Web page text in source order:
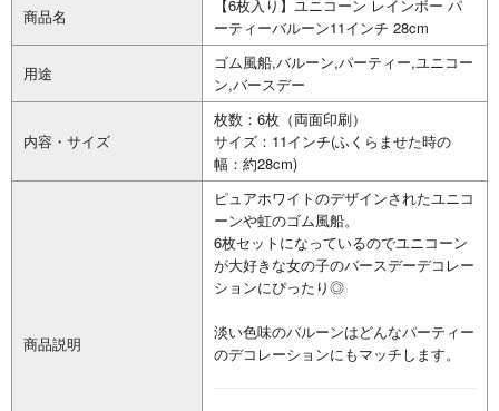
商品名
【6枚入り】ユニコーン レインボー パ
ーティーバルーン11インチ 28cm
用途
ゴム風船,バルーン,パーティー,ユニコー
ン,バースデー
内容・サイズ
枚数：6枚（両面印刷）
サイズ：11インチ(ふくらませた時の
幅：約28cm)
商品説明
ピュアホワイトのデザインされたユニコ
ーンや虹のゴム風船。
6枚セットになっているのでユニコーン
が大好きな女の子のバースデーデコレー
ションにぴったり◎
淡い色味のバルーンはどんなパーティー
のデコレーションにもマッチします。